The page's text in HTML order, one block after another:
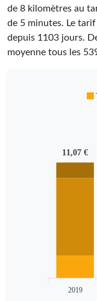
de 8 kilomètres au
de 5 minutes. Le
depuis 1103 jours.
moyenne tous les
11,07 €
2019